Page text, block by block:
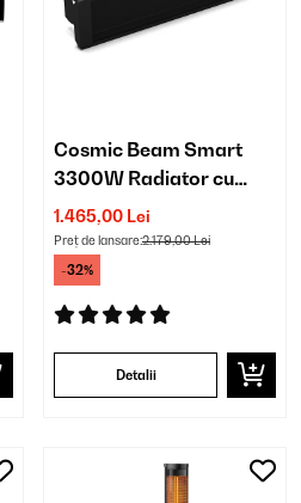
Cosmic Beam Smart
3300W Radiator cu
Infraroșu Montat pe
Perete Negru
1.465,00 Lei
Preț de lansare:2.179,00 Lei
-32%
Detalii